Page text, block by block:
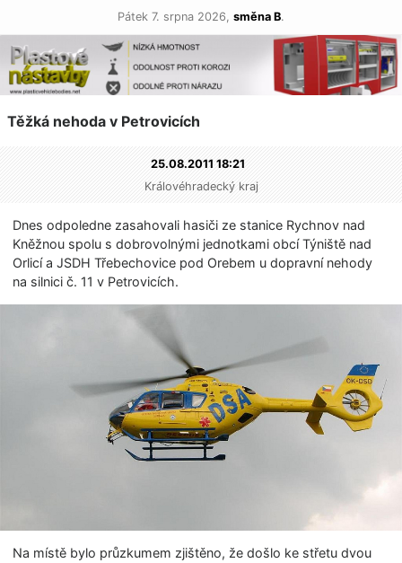
Pátek 7. srpna 2026, směna B.
Těžká nehoda v Petrovicích
25.08.2011 18:21
Královéhradecký kraj
Dnes odpoledne zasahovali hasiči ze stanice Rychnov nad
Kněžnou spolu s dobrovolnými jednotkami obcí Týniště nad
Orlicí a JSDH Třebechovice pod Orebem u dopravní nehody
na silnici č. 11 v Petrovicích.
Na místě bylo průzkumem zjištěno, že došlo ke střetu dvou